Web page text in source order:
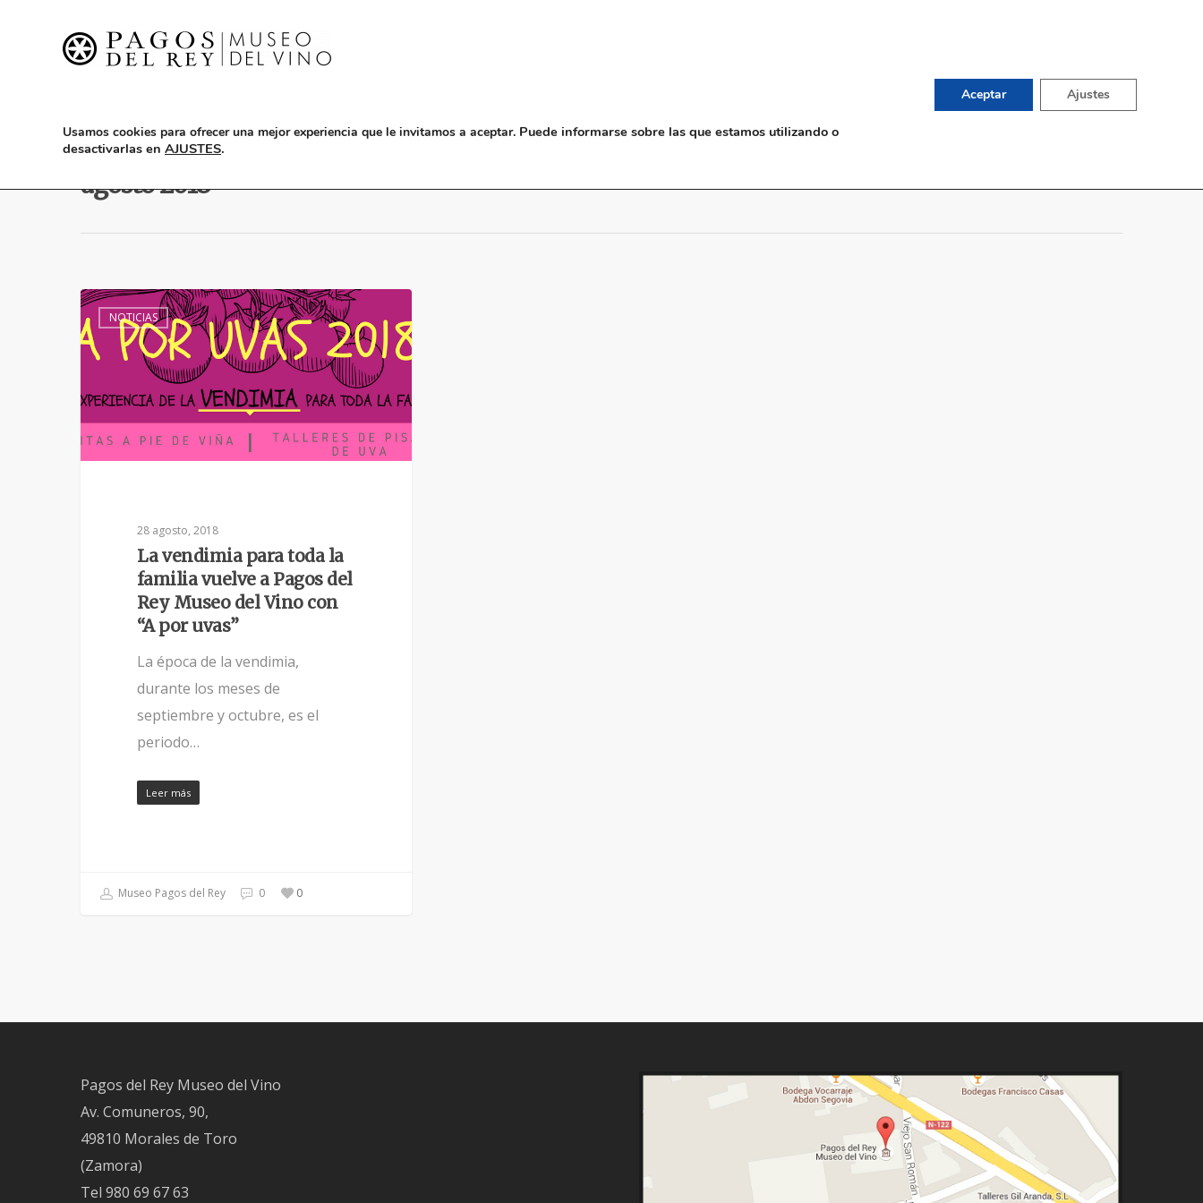
TIENDA DE VINOS
Monthly Archives
agosto 2018
NOTICIAS
28 agosto, 2018
La vendimia para toda la
familia vuelve a Pagos del
Rey Museo del Vino con
“A por uvas”
La época de la vendimia,
durante los meses de
septiembre y octubre, es el
periodo…
Leer más
Museo Pagos del Rey 0 0
Pagos del Rey Museo del Vino
Av. Comuneros, 90,
49810 Morales de Toro
(Zamora)
Tel 980 69 67 63
Usamos cookies para ofrecer una mejor experiencia que le invitamos a aceptar. Puede informarse sobre las que estamos utilizando o
desactivarlas en AJUSTES.
Aceptar Ajustes